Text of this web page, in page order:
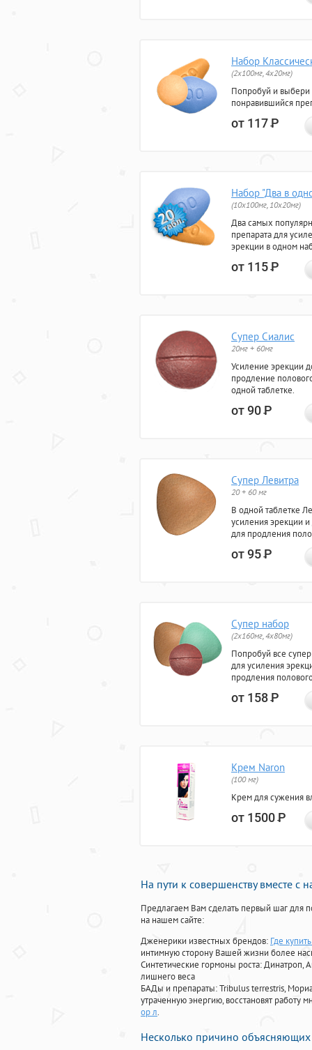
Набор
(2x100мг, 4x20мг)
Попробуй и выбери
понравившийся
от 117Р
Набор "Два в
(10x100мг, 10x20мг)
Два самых
препарата для
эрекции в одном
от 115Р
Супер Сиалис
20мг + 60мг
Усиление эрекции
продление
одной таблетке.
от 90Р
Супер Левитра
20 + 60 мг
В одной таблетке
усиления эрекции
для продления
от 95Р
Супер набор
(2х160мг, 4х80мг)
Попробуй все
для усиления
продления
от 158Р
Крем Naron
(100 мг)
Крем для сужения
от 1500Р
На пути к совершенству вместе с
Предлагаем Вам сделать первый шаг для
на нашем сайте:
Дженерики известных брендов: Где
интимную сторону Вашей жизни более
Синтетические гормоны роста: Динатроп,
лишнего веса
БАДы и препараты:Tribulus terrestris,
утраченную энергию, восстановят работу
ор л.
Несколько причино